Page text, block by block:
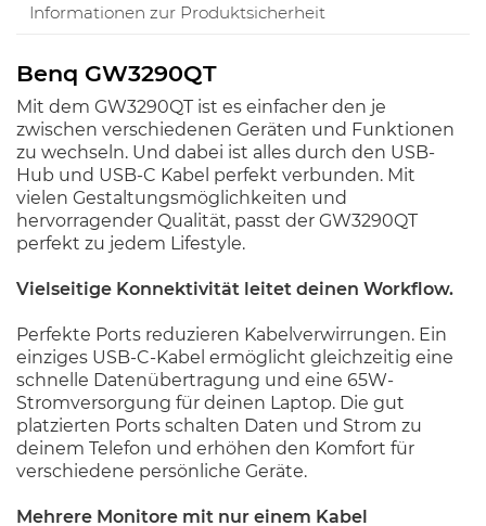
Informationen zur Produktsicherheit
Benq GW3290QT
Mit dem GW3290QT ist es einfacher den je
zwischen verschiedenen Geräten und Funktionen
zu wechseln. Und dabei ist alles durch den USB-
Hub und USB-C Kabel perfekt verbunden. Mit
vielen Gestaltungsmöglichkeiten und
hervorragender Qualität, passt der GW3290QT
perfekt zu jedem Lifestyle.
Vielseitige Konnektivität leitet deinen Workflow.
Perfekte Ports reduzieren Kabelverwirrungen. Ein
einziges USB-C-Kabel ermöglicht gleichzeitig eine
schnelle Datenübertragung und eine 65W-
Stromversorgung für deinen Laptop. Die gut
platzierten Ports schalten Daten und Strom zu
deinem Telefon und erhöhen den Komfort für
verschiedene persönliche Geräte.
Mehrere Monitore mit nur einem Kabel